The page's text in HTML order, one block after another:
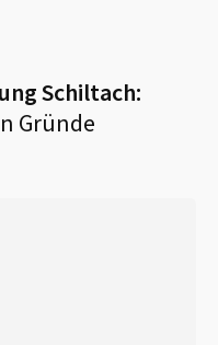
Schiltach:
Gründe